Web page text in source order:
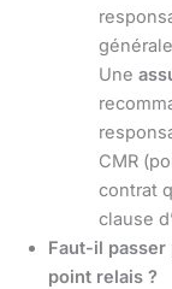
Une
CMR
contrat
clause
Faut-il
point relais ?